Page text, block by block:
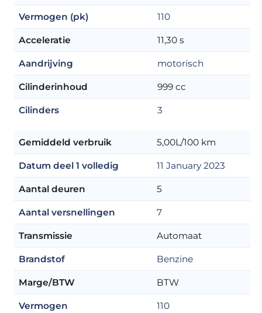
Vermogen (pk) 110
Acceleratie 11,30 s
Aandrijving motorisch
Cilinderinhoud 999 cc
Cilinders 3
Gemiddeld verbruik 5,00L/100 km
Datum deel 1 volledig 11 January 2023
Aantal deuren 5
Aantal versnellingen 7
Transmissie Automaat
Brandstof Benzine
Marge/BTW BTW
Vermogen 110